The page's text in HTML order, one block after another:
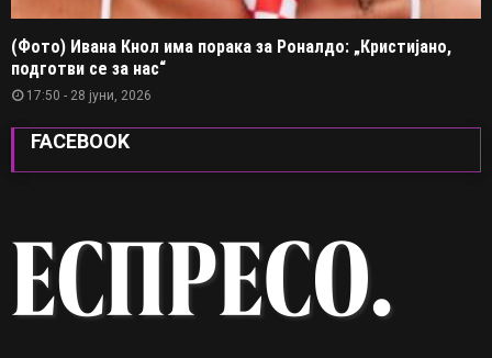
(Фото) Ивана Кнол има порака за Роналдо: „Кристијано,
подготви се за нас“
17:50 - 28 јуни, 2026
FACEBOOK